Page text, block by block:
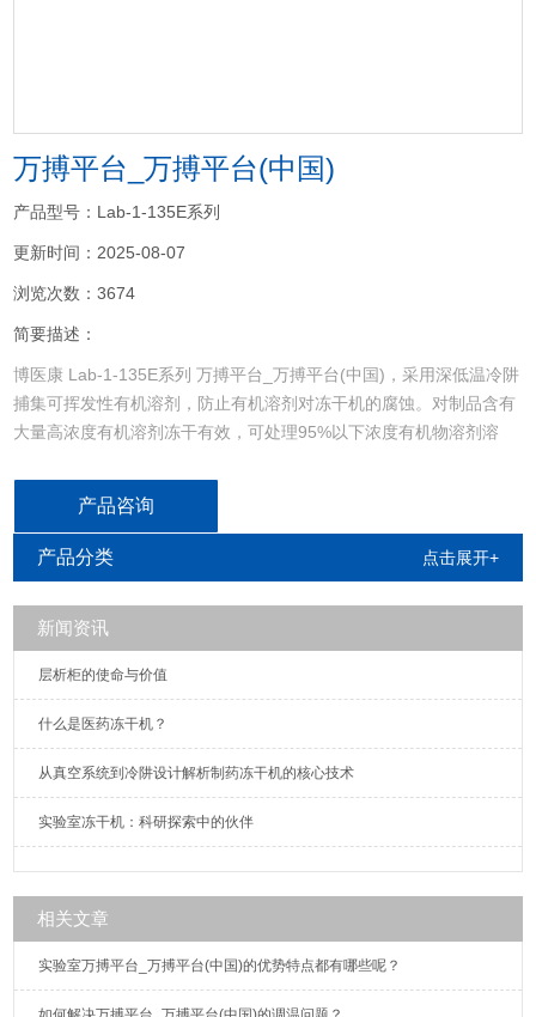
万搏平台_万搏平台(中国)
产品型号：Lab-1-135E系列
更新时间：2025-08-07
浏览次数：3674
简要描述：
博医康 Lab-1-135E系列 万搏平台_万搏平台(中国)，采用深低温冷阱
捕集可挥发性有机溶剂，防止有机溶剂对冻干机的腐蚀。对制品含有
大量高浓度有机溶剂冻干有效，可处理95%以下浓度有机物溶剂溶
产品咨询
产品分类 点击展开+
新闻资讯
​​层析柜的使命与价值
什么是医药冻干机？​​
从真空系统到冷阱设计解析制药冻干机的核心技术
实验室冻干机：科研探索中的伙伴
相关文章
实验室万搏平台_万搏平台(中国)的优势特点都有哪些呢？